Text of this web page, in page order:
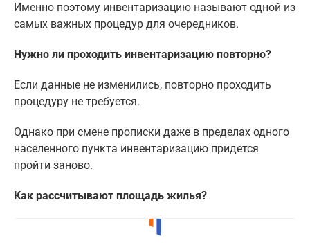
Именно поэтому инвентаризацию называют одной из
самых важных процедур для очередников.
Нужно ли проходить инвентаризацию повторно?
Если данные не изменились, повторно проходить
процедуру не требуется.
Однако при смене прописки даже в пределах одного
населенного пункта инвентаризацию придется
пройти заново.
Как рассчитывают площадь жилья?